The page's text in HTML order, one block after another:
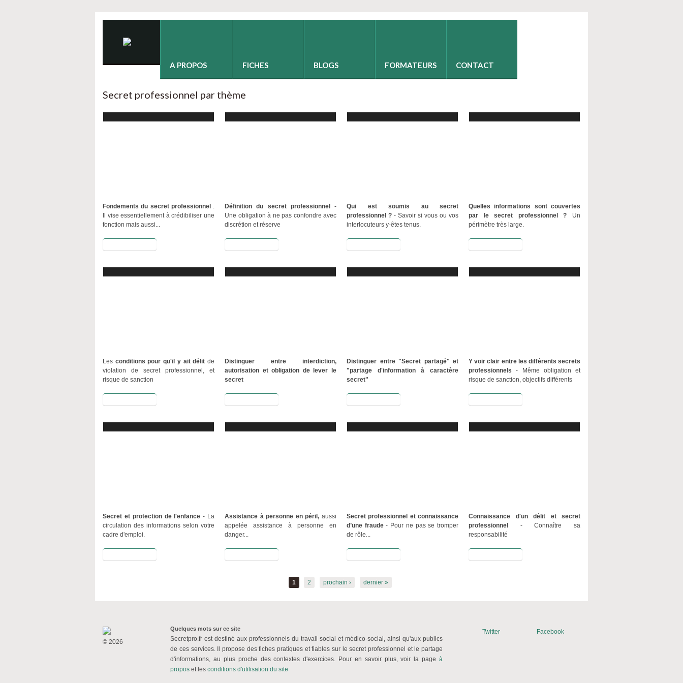
A PROPOS FICHES BLOGS FORMATEURS CONTACT
Secret professionnel par thème
Fondements du secret professionnel .
Il vise essentiellement à crédibiliser une
fonction mais aussi...
Définition du secret professionnel
-
Une obligation à ne pas confondre avec
discrétion et réserve
Qui est soumis au secret
professionnel ? - Savoir si vous ou vos
interlocuteurs y-êtes tenus.
Quelles informations sont couvertes
par le secret professionnel ? Un
périmètre très large.
Les conditions pour qu'il y ait délit de
violation de secret professionnel, et
risque de sanction
Distinguer entre interdiction,
autorisation et obligation de lever le
secret
Distinguer entre "Secret partagé" et
"partage d'information à caractère
secret"
Y voir clair entre les différentssecrets
professionnels - Même obligation et
risque de sanction, objectifs différents
Secret et protection de l'enfance - La
circulation des informations selon votre
cadre d'emploi.
Assistance à personne en péril, aussi
appelée assistance à personne en
danger...
Secret professionnel et connaissance
d’une fraude- Pour ne pas se tromper
de rôle...
Connaissance d'un délit et secret
professionnel - Connaître sa
responsabilité
1 2 prochain › dernier »
Twitter Facebook
Quelques mots sur ce site
Secretpro.fr est destiné aux professionnels du travail social et médico-social, ainsi qu'aux publics
de ces services. Il propose des fiches pratiques et fiables sur le secret professionnel et le partage
d'informations, au plus proche des contextes d'exercices. Pour en savoir plus, voir la page à
propos et lesconditions d'utilisation du site
© 2026